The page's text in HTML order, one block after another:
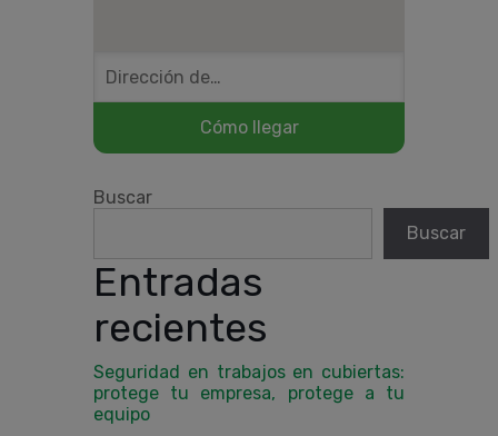
Buscar
Buscar
Entradas
recientes
Seguridad en trabajos en cubiertas:
protege tu empresa, protege a tu
equipo